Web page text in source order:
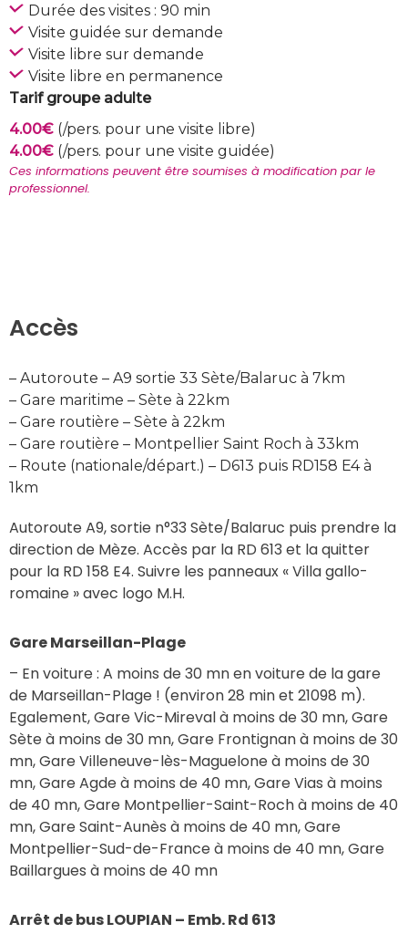
Durée des visites : 90 min
Visite guidée sur demande
Visite libre sur demande
Visite libre en permanence
Tarif groupe adulte
4.00€ (/pers. pour une visite libre)
4.00€ (/pers. pour une visite guidée)
Ces informations peuvent être soumises à modification par le
professionnel.
Accès
– Autoroute – A9 sortie 33 Sète/Balaruc à 7km
– Gare maritime – Sète à 22km
– Gare routière – Sète à 22km
– Gare routière – Montpellier Saint Roch à 33km
– Route (nationale/départ.) – D613 puis RD158 E4 à
1km
Autoroute A9, sortie n°33 Sète/Balaruc puis prendre la
direction de Mèze. Accès par la RD 613 et la quitter
pour la RD 158 E4. Suivre les panneaux « Villa gallo-
romaine » avec logo M.H.
Gare Marseillan-Plage
– En voiture : A moins de 30 mn en voiture de la gare
de Marseillan-Plage ! (environ 28 min et 21098 m).
Egalement, Gare Vic-Mireval à moins de 30 mn, Gare
Sète à moins de 30 mn, Gare Frontignan à moins de 30
mn, Gare Villeneuve-lès-Maguelone à moins de 30
mn, Gare Agde à moins de 40 mn, Gare Vias à moins
de 40 mn, Gare Montpellier-Saint-Roch à moins de 40
mn, Gare Saint-Aunès à moins de 40 mn, Gare
Montpellier-Sud-de-France à moins de 40 mn, Gare
Baillargues à moins de 40 mn
Arrêt de bus LOUPIAN – Emb. Rd 613